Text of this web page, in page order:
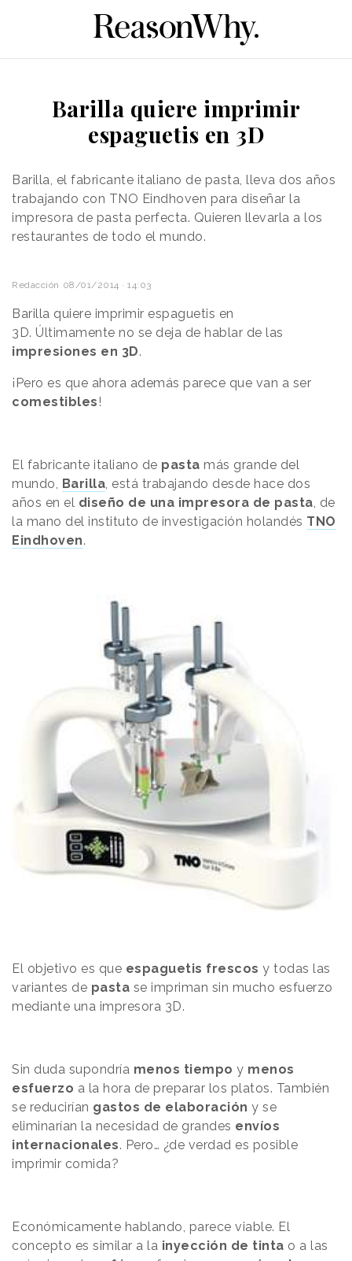
Barilla quiere imprimir
espaguetis en 3D
Barilla, el fabricante italiano de pasta, lleva dos años
trabajando con TNO Eindhoven para diseñar la
impresora de pasta perfecta. Quieren llevarla a los
restaurantes de todo el mundo.
Redacción 08/01/2014 · 14:03
Barilla quiere imprimir espaguetis en
3D. Últimamente no se deja de hablar de las
impresiones en 3D.
¡Pero es que ahora además parece que van a ser
comestibles !
El fabricante italiano de pasta más grande del
mundo, Barilla , está trabajando desde hace dos
años en el diseño de una impresora de pasta , de
la mano del instituto de investigación holandés TNO
Eindhoven.
El objetivo es que espaguetis frescos y todas las
variantes de pasta se impriman sin mucho esfuerzo
mediante una impresora 3D.
Sin duda supondría menos tiempo y menos
esfuerzo a la hora de preparar los platos. También
se reducirían gastos de elaboración y se
eliminarían la necesidad de grandes envíos
internacionales. Pero… ¿de verdad es posible
imprimir comida?
Económicamente hablando, parece viable. El
concepto es similar a la inyección de tinta o a las